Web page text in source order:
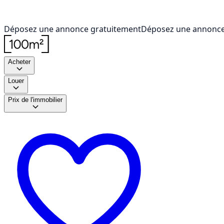
Déposez une annonce gratuitementDéposez une
Acheter
Louer
Prix de l'immobilier